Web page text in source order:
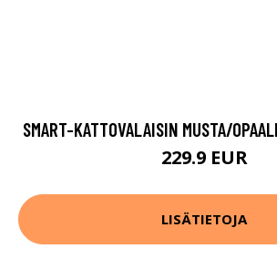
SMART-KATTOVALAISIN MUSTA/
229.9 EUR
LISÄTIETOJA